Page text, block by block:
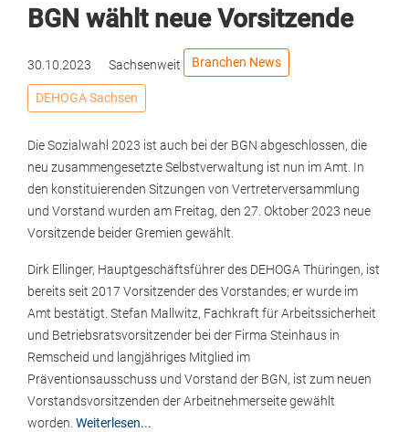
BGN wählt neue Vorsitzende
30.10.2023 Sachsenweit Branchen News
DEHOGA Sachsen
Die Sozialwahl 2023 ist auch bei der BGN abgeschlossen, die
neu zusammengesetzte Selbstverwaltung ist nun im Amt. In
den konstituierenden Sitzungen von Vertreterversammlung
und Vorstand wurden am Freitag, den 27. Oktober 2023 neue
Vorsitzende beider Gremien gewählt.
Dirk Ellinger, Hauptgeschäftsführer des DEHOGA Thüringen, ist
bereits seit 2017 Vorsitzender des Vorstandes; er wurde im
Amt bestätigt. Stefan Mallwitz, Fachkraft für Arbeitssicherheit
und Betriebsratsvorsitzender bei der Firma Steinhaus in
Remscheid und langjähriges Mitglied im
Präventionsausschuss und Vorstand der BGN, ist zum neuen
Vorstandsvorsitzenden der Arbeitnehmerseite gewählt
worden. Weiterlesen...